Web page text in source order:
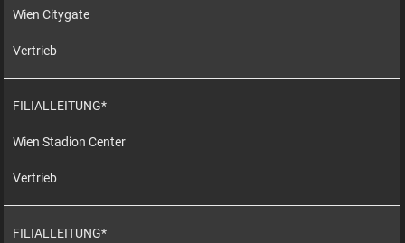
Wien Citygate
Vertrieb
FILIALLEITUNG*
Wien Stadion Center
Vertrieb
FILIALLEITUNG*